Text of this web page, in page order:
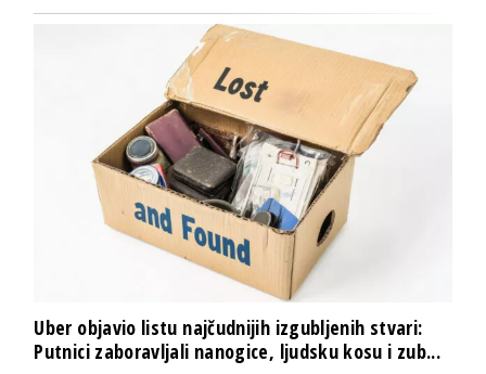
Uber objavio listu najčudnijih izgubljenih stvari:
Putnici zaboravljali nanogice, ljudsku kosu i zub...